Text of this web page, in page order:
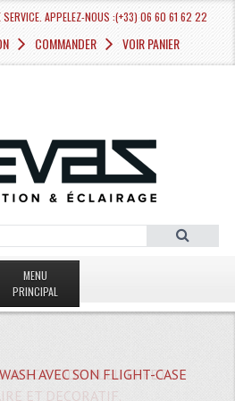
SERVICE. APPELEZ-NOUS :(+33) 06 60 61 62 22
COMMANDER VOIR PANIER
MENU
PRINCIPAL
MAGASIN
AVEC DIODE BLEU EFFET
ET DECORATIF.
AVEC SON FLIGHT-CASE
PROJECTEURS LEDS &
POWER POUR
SUB BASSES IMG STAGE